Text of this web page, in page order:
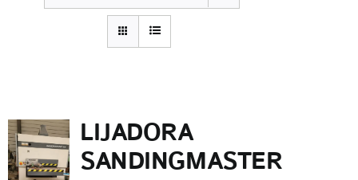
LIJADORA
SANDINGMASTER